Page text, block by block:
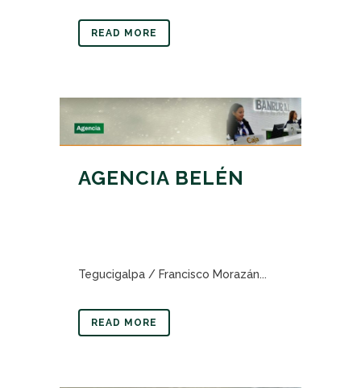
READ MORE
AGENCIA BELÉN
Tegucigalpa / Francisco Morazán...
READ MORE